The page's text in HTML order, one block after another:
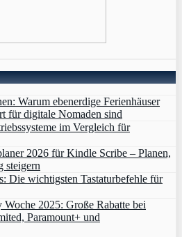
Warum ebenerdige Ferienhäuser
für digitale Nomaden sind
im Vergleich für
2026 für Kindle Scribe – Planen,
steigern
Die wichtigsten Tastaturbefehle für
2025: Große Rabatte bei
Paramount+ und